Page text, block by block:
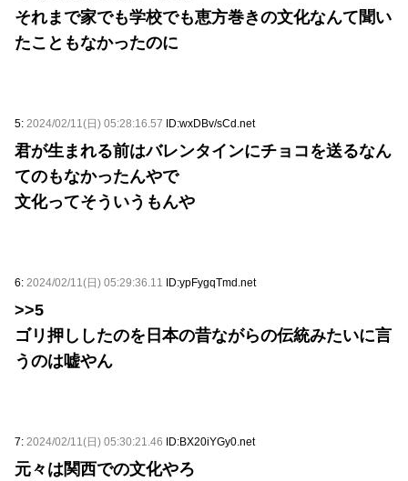
それまで家でも学校でも恵方巻きの文化なんて聞い
たこともなかったのに
5: 2024/02/11(日) 05:28:16.57 ID:wxDBv/sCd.net
君が生まれる前はバレンタインにチョコを送るなん
てのもなかったんやで
文化ってそういうもんや
6: 2024/02/11(日) 05:29:36.11 ID:ypFygqTmd.net
>>5
ゴリ押ししたのを日本の昔ながらの伝統みたいに言
うのは嘘やん
7: 2024/02/11(日) 05:30:21.46 ID:BX20iYGy0.net
元々は関西での文化やろ